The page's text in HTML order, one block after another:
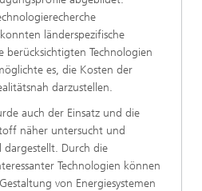
länderspezifische
Technologien
es, die Kosten der
darzustellen.
auch der Einsatz und die
näher untersucht und
Durch die
Technologien können
von Energiesystemen